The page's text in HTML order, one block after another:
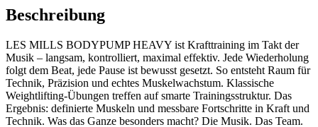
Beschreibung
LES MILLS BODYPUMP HEAVY ist Krafttraining im Takt der
Musik – langsam, kontrolliert, maximal effektiv. Jede Wiederholung
folgt dem Beat, jede Pause ist bewusst gesetzt. So entsteht Raum für
Technik, Präzision und echtes Muskelwachstum. Klassische
Weightlifting-Übungen treffen auf smarte Trainingsstruktur. Das
Ergebnis: definierte Muskeln und messbare Fortschritte in Kraft und
Technik. Was das Ganze besonders macht? Die Musik. Das Team.